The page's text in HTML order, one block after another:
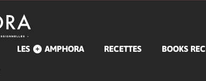
LES AMPHORA RECETTES BOOKS